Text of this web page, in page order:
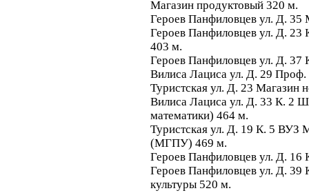
Магазин продуктовый 320 м.
Героев Панфиловцев ул. Д.
Героев Панфиловцев ул. Д. 23
403 м.
Героев Панфиловцев ул. Д. 37
Вилиса Лациса ул. Д. 29
Туристская ул. Д. 23 Магазин
Вилиса Лациса ул. Д. 33 К. 2
математики) 464 м.
Туристская ул. Д. 19 К. 5 ВУЗ
(МГПУ) 469 м.
Героев Панфиловцев ул. Д.
Героев Панфиловцев ул. Д. 39
культуры 520 м.